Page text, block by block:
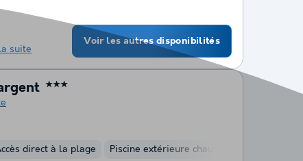
suite
Voir les autres disponibilités
★★★
direct à la plage Piscine extérieure chauffée